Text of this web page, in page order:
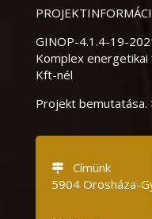
GINOP-4.1.4-19-
Komplex
Kft-nél
Projekt bemutatása.
Címünk
5904 Orosháza-